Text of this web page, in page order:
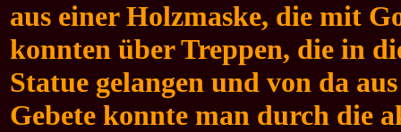
aus einer Holzmaske, die mit
konnten über Treppen, die in
Statue gelangen und von da
Gebete konnte man durch die